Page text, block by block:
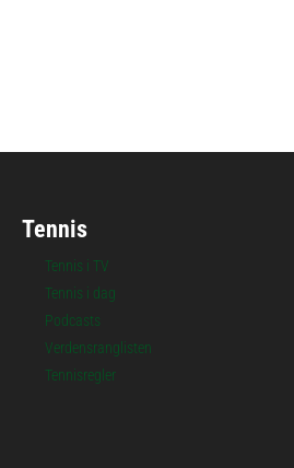
Tennis
Tennis i TV
Tennis i dag
Podcasts
Verdensranglisten
Tennisregler